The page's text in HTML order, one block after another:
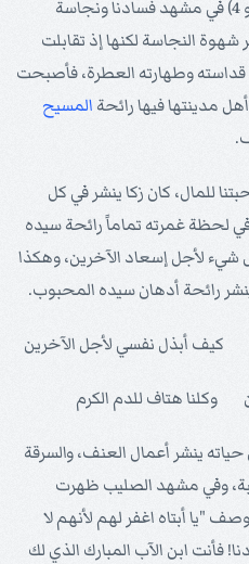
عيّنات، على سبيل المثال، الأولى (يو 4) في مشهد فسادنا ونجاسة
شهوة النجاسة لكنها إذ تقابلت
وطهارته العطرة، فأصبحت
مدينتها فيها رائحة المسيح
ومحبتنا للمال، كان زكا ينشر في كل
لحظة غمرته تماماً رائحة سيده
شيء لأجل إسعاد الآخرين، وهكذا
رائحة أدهان سيده المحبوب.
أبذل نفسي لأجل الآخرين
وكلنا هتاف للدم الكرم
في كل حياته ينشر أعمال العنف، والسرقة
وفي مشهد الصليب ظهرت
"يا أبتاه اغفر لهم لأنهم لا
فأنت ابن الآب المبارك الذي لك